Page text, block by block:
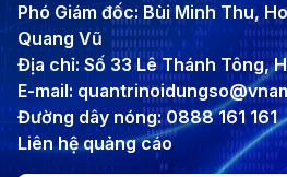
Phó Giám đốc: Bùi Minh Thu,
Quang Vũ
Địa chỉ: Số 33 Lê Thánh Tông,
E-mail:
Đường dây nóng: 0888 161 161
Liên hệ quảng cáo